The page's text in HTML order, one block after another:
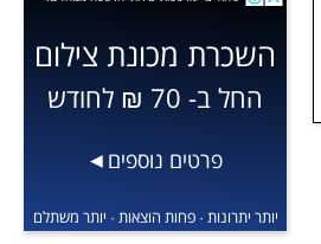
השכרת מכונת צילום
החל ב- 70 ₪ לחודש
פרטים נוספים ◀
יותר יתרונות · פחות הוצאות · יותר משתלם